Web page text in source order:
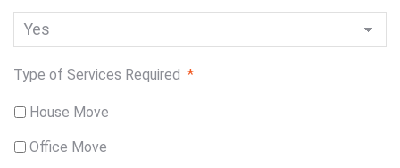
Type of Services Required *
House Move
Office Move